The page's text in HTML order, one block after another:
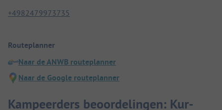
+4982479973735
Routeplanner
Naar de ANWB routeplanner
Naar de Google routeplanner
Kampeerders beoordelingen: Kur-